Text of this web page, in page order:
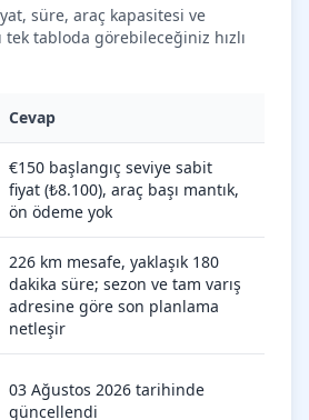
süre, araç kapasitesi ve
tek tabloda görebileceğiniz hızlı
Cevap
€150 başlangıç seviye sabit
fiyat (₺8.100), araç başı mantık,
ön ödeme yok
226 km mesafe, yaklaşık 180
dakika süre; sezon ve tam varış
adresine göre son planlama
netleşir
03 Ağustos 2026 tarihinde
güncellendi